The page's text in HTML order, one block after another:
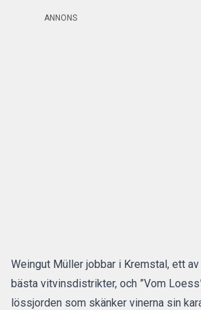
ANNONS
Weingut Müller jobbar i Kremstal, ett
bästa vitvinsdistrikter, och ”Vom
lössjorden som skänker vinerna sin